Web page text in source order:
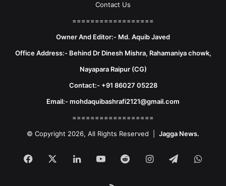
Contact Us
==================
Owner And Editor:- Md. Aquib Javed
Office Address:- Behind Dr Dinesh Mishra, Rahamaniya chowk,
Nayapara Raipur (CG)
Contact:- +91 86027 05228
Email:- mohdaquibashrafi2121@gmail.com
==================
© Copyright 2026, All Rights Reserved | Jagga News.
Facebook LinkedInYouTubeRedditInstagram
Telegram